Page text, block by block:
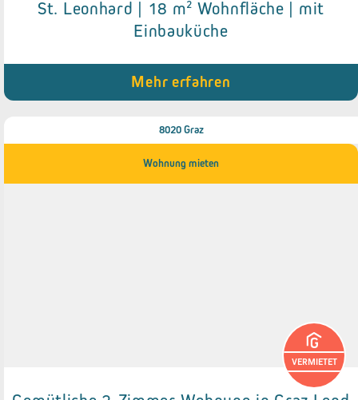
Details zum Objekt
St. Leonhard | 18 m² Wohnfläche | mit
Einbauküche
Mehr erfahren
8020 Graz
Wohnung mieten
VERMIETET